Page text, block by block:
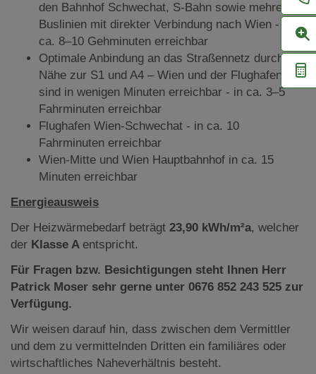
den Bahnhof Schwechat, S-Bahn sowie mehrere
Buslinien mit direkter Verbindung nach Wien - in
ca. 8–10 Gehminuten erreichbar
Optimale Anbindung an das Straßennetz durch die
Nähe zur S1 und A4 – Wien und der Flughafen
sind in wenigen Minuten erreichbar - in ca. 3–5
Fahrminuten erreichbar
Flughafen Wien-Schwechat - in ca. 10
Fahrminuten erreichbar
Wien-Mitte und Wien Hauptbahnhof in ca. 15
Minuten erreichbar
Energieausweis
Der Heizwärmebedarf beträgt 23,90 kWh/m²a, welcher
der Klasse A entspricht.
Für Fragen bzw. Besichtigungen steht Ihnen Herr
Patrick Moser sehr gerne unter 0676 852 243 525 zur
Verfügung.
Wir weisen darauf hin, dass zwischen dem Vermittler
und dem zu vermittelnden Dritten ein familiäres oder
wirtschaftliches Naheverhältnis besteht.